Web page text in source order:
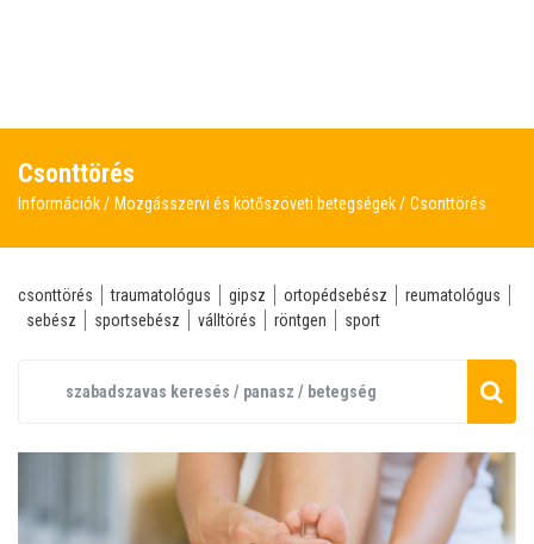
Csonttörés
Információk Mozgásszervi és kötőszöveti betegségek Csonttörés
csonttörés traumatológus gipsz ortopédsebész
reumatológus
sebész
sportsebész válltörés röntgen sport